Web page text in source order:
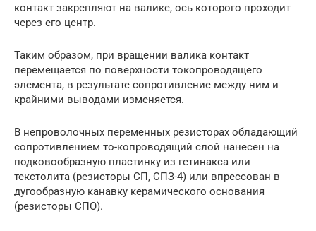
контакт закрепляют на валике, ось которого проходит
через его центр.
Таким образом, при вращении валика контакт
перемещается по поверхности токопроводящего
элемента, в результате сопротивление между ним и
крайними выводами изменяется.
В непроволочных переменных резисторах обладающий
сопротивлением то-копроводящий слой нанесен на
подковообразную пластинку из гетинакса или
текстолита (резисторы СП, СПЗ-4) или впрессован в
дугообразную канавку керамического основания
(резисторы СПО).